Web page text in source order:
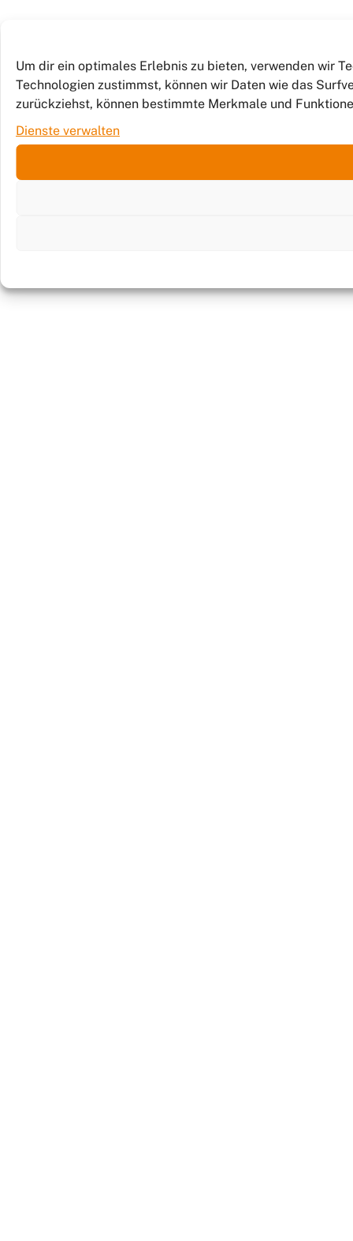
Um dir ein optimales Erlebnis zu bieten, verwenden wir
Technologien zustimmst, können wir Daten wie das
zurückziehst, können bestimmte Merkmale und
Dienste verwalten